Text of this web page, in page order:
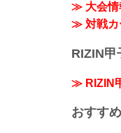
≫ 大会情
≫ 対戦カ
RIZIN甲
≫ RIZIN
おすす